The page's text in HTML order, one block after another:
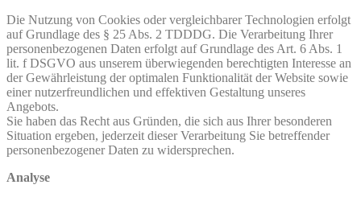
Die Nutzung von Cookies oder vergleichbarer Technologien erfolgt
auf Grundlage des § 25 Abs. 2 TDDDG. Die Verarbeitung Ihrer
personenbezogenen Daten erfolgt auf Grundlage des Art. 6 Abs. 1
lit. f DSGVO aus unserem überwiegenden berechtigten Interesse an
der Gewährleistung der optimalen Funktionalität der Website sowie
einer nutzerfreundlichen und effektiven Gestaltung unseres
Angebots.
Sie haben das Recht aus Gründen, die sich aus Ihrer besonderen
Situation ergeben, jederzeit dieser Verarbeitung Sie betreffender
personenbezogener Daten zu widersprechen.
Analyse